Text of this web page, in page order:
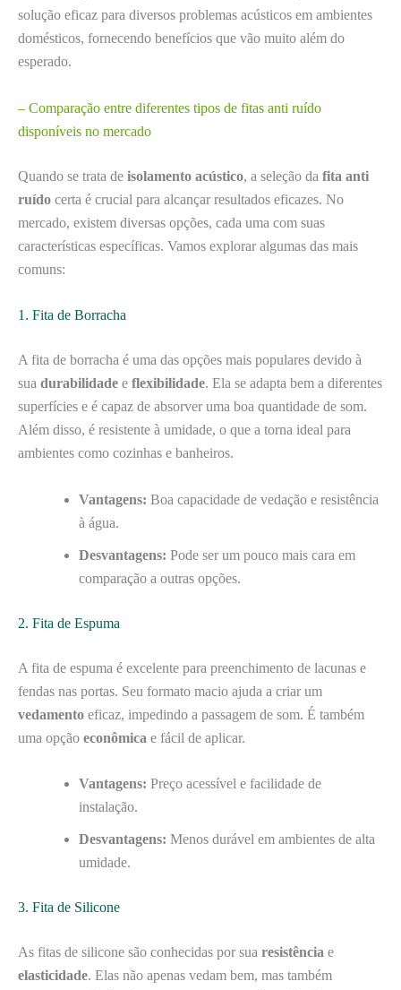
solução eficaz para diversos problemas acústicos em ambientes
domésticos, fornecendo benefícios que vão muito além do
esperado.
– Comparação entre diferentes tipos de fitas anti ruído
disponíveis no mercado
Quando se trata de isolamento acústico, a seleção da fita anti
ruído certa é crucial para alcançar resultados eficazes. No
mercado, existem diversas opções, cada uma com suas
características específicas. Vamos explorar algumas das mais
comuns:
1. Fita de Borracha
A fita de borracha é uma das opções mais populares devido à
sua durabilidade e flexibilidade. Ela se adapta bem a diferentes
superfícies e é capaz de absorver uma boa quantidade de som.
Além disso, é resistente à umidade, o que a torna ideal para
ambientes como cozinhas e banheiros.
Vantagens: Boa capacidade de vedação e resistência
à água.
Desvantagens: Pode ser um pouco mais cara em
comparação a outras opções.
2. Fita de Espuma
A fita de espuma é excelente para preenchimento de lacunas e
fendas nas portas. Seu formato macio ajuda a criar um
vedamento eficaz, impedindo a passagem de som. É também
uma opção econômica e fácil de aplicar.
Vantagens: Preço acessível e facilidade de
instalação.
Desvantagens: Menos durável em ambientes de alta
umidade.
3. Fita de Silicone
As fitas de silicone são conhecidas por sua resistência e
elasticidade. Elas não apenas vedam bem, mas também